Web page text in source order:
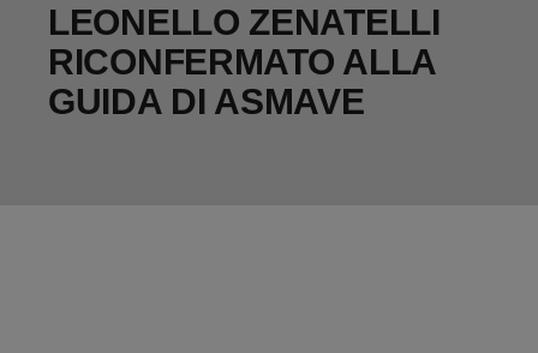
LEONELLO ZENATELLI
RICONFERMATO ALLA
GUIDA DI ASMAVE